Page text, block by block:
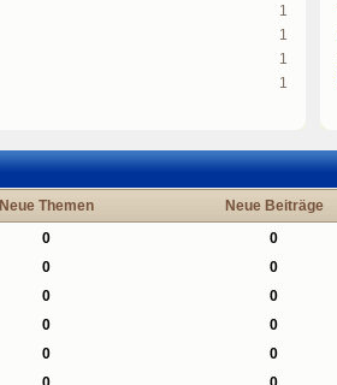
1
1
1
1
Neue Themen Neue Beiträge
0 0
0 0
0 0
0 0
0 0